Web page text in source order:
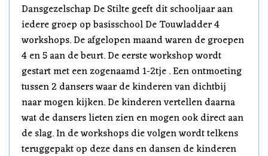
Dansgezelschap De Stilte geeft dit schooljaar aan
iedere groep op basisschool De Touwladder 4
workshops. De afgelopen maand waren de groepen
4 en 5 aan de beurt. De eerste workshop wordt
gestart met een zogenaamd 1-2tje . Een ontmoeting
tussen 2 dansers waar de kinderen van dichtbij
naar mogen kijken. De kinderen vertellen daarna
wat de dansers lieten zien en mogen ook direct aan
de slag. In de workshops die volgen wordt telkens
teruggepakt op deze dans en dansen de kinderen